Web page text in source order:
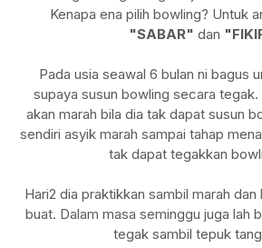
Kenapa ena pilih bowling? Untuk
"SABAR" dan
Pada usia seawal 6 bulan ni bagus
supaya susun bowling secara tegak.
akan marah bila dia tak dapat susun
sendiri asyik marah sampai tahap
tak dapat tegakkan
Hari2 dia praktikkan sambil marah
buat. Dalam masa seminggu juga lah
tegak sambil tepuk